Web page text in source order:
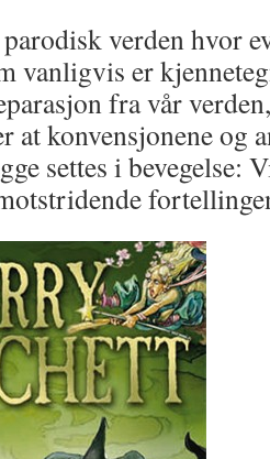
verden hvor
vanligvis er
fra vår
at konvensjonene og
settes i bevegelse: